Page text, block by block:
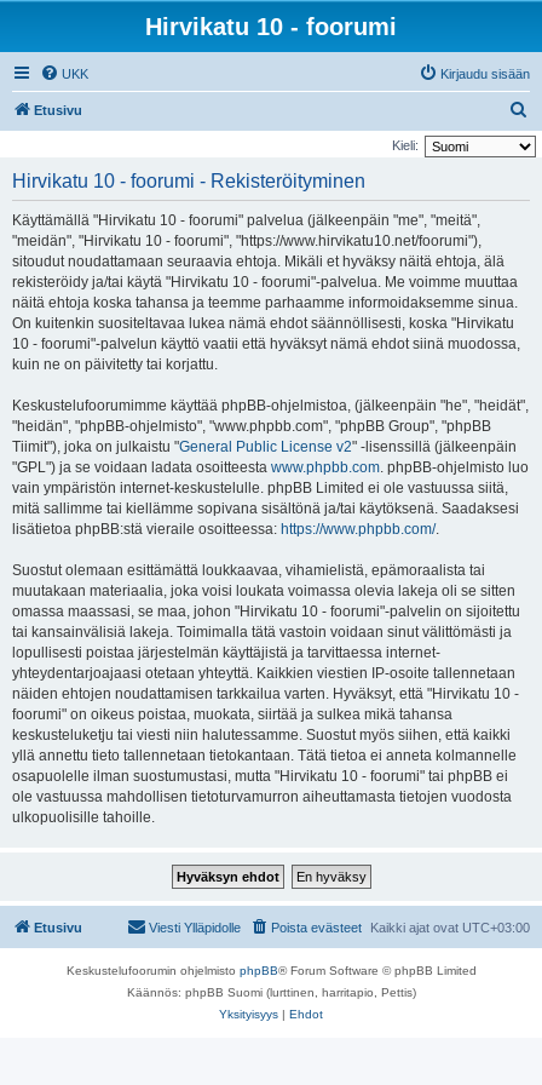
Hirvikatu 10 - foorumi
UKK Kirjaudu sisään
Etusivu
t
Kieli:
Hirvikatu 10 - foorumi - Rekisteröityminen
Käyttämällä "Hirvikatu 10 - foorumi" palvelua (jälkeenpäin "me", "meitä",
"meidän", "Hirvikatu 10 - foorumi", "https://www.hirvikatu10.net/foorumi"),
sitoudut noudattamaan seuraavia ehtoja. Mikäli et hyväksy näitä ehtoja, älä
rekisteröidy ja/tai käytä "Hirvikatu 10 - foorumi"-palvelua. Me voimme muuttaa
näitä ehtoja koska tahansa ja teemme parhaamme informoidaksemme sinua.
On kuitenkin suositeltavaa lukea nämä ehdot säännöllisesti, koska "Hirvikatu
10 - foorumi"-palvelun käyttö vaatii että hyväksyt nämä ehdot siinä muodossa,
kuin ne on päivitetty tai korjattu.
Keskustelufoorumimme käyttää phpBB-ohjelmistoa, (jälkeenpäin "he", "heidät",
"heidän", "phpBB-ohjelmisto", "www.phpbb.com", "phpBB Group", "phpBB
Tiimit"), joka on julkaistu "General Public License v2" -lisenssillä (jälkeenpäin
"GPL") ja se voidaan ladata osoitteesta www.phpbb.com. phpBB-ohjelmisto luo
vain ympäristön internet-keskustelulle. phpBB Limited ei ole vastuussa siitä,
mitä sallimme tai kiellämme sopivana sisältönä ja/tai käytöksenä. Saadaksesi
lisätietoa phpBB:stä vieraile osoitteessa: https://www.phpbb.com/.
Suostut olemaan esittämättä loukkaavaa, vihamielistä, epämoraalista tai
muutakaan materiaalia, joka voisi loukata voimassa olevia lakeja oli se sitten
omassa maassasi, se maa, johon "Hirvikatu 10 - foorumi"-palvelin on sijoitettu
tai kansainvälisiä lakeja. Toimimalla tätä vastoin voidaan sinut välittömästi ja
lopullisesti poistaa järjestelmän käyttäjistä ja tarvittaessa internet-
yhteydentarjoajaasi otetaan yhteyttä. Kaikkien viestien IP-osoite tallennetaan
näiden ehtojen noudattamisen tarkkailua varten. Hyväksyt, että "Hirvikatu 10 -
foorumi" on oikeus poistaa, muokata, siirtää ja sulkea mikä tahansa
keskusteluketju tai viesti niin halutessamme. Suostut myös siihen, että kaikki
yllä annettu tieto tallennetaan tietokantaan. Tätä tietoa ei anneta kolmannelle
osapuolelle ilman suostumustasi, mutta "Hirvikatu 10 - foorumi" tai phpBB ei
ole vastuussa mahdollisen tietoturvamurron aiheuttamasta tietojen vuodosta
ulkopuolisille tahoille.
Etusivu Kaikki ajat ovat UTC+03:00
Poista evästeet
Viesti Ylläpidolle
Keskustelufoorumin ohjelmisto phpBB® Forum Software © phpBB Limited
Käännös: phpBB Suomi (lurttinen, harritapio, Pettis)
Yksityisyys | Ehdot